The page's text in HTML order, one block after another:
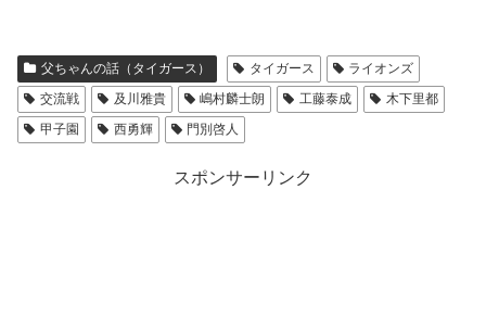
父ちゃんの話（タイガース） タイガース
ライオンズ
交流戦
及川雅貴 嶋村麟士朗 工藤泰成
木下里都
甲子園
西勇輝 門別啓人
スポンサーリンク